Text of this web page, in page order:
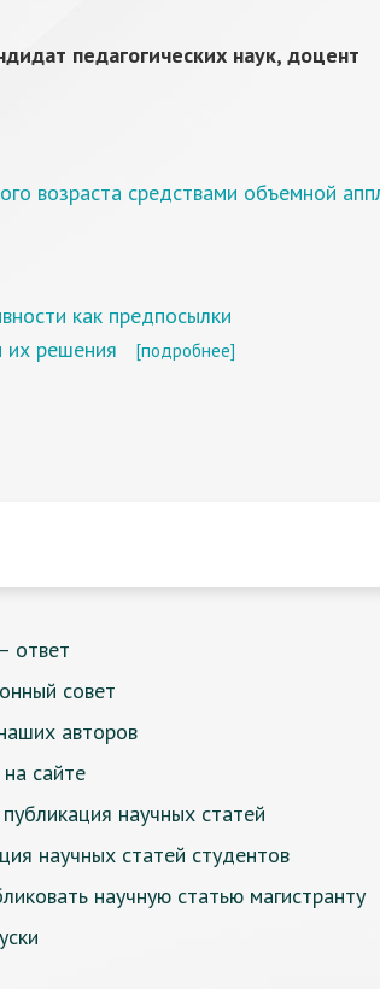
педагогических наук, доцент
возраста средствами объемной
как предпосылки
их решения
[подробнее]
ответ
совет
авторов
сайте
научных статей
научных статей студентов
научную статью магистранту